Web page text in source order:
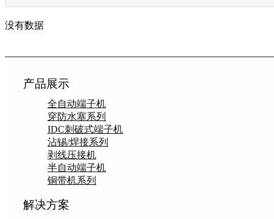
没有数据
产品展示
全自动端子机
穿防水塞系列
IDC刺破式端子机
沾锡/焊接系列
剥线压接机
半自动端子机
铜带机系列
解决方案